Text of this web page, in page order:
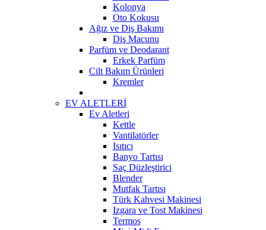
Kolonya
Oto Kokusu
Ağız ve Diş Bakımı
Diş Macunu
Parfüm ve Deodarant
Erkek Parfüm
Cilt Bakım Ürünleri
Kremler
EV ALETLERİ
Ev Aletleri
Kettle
Vantilatörler
Isıtıcı
Banyo Tartısı
Saç Düzleştirici
Blender
Mutfak Tartısı
Türk Kahvesi Makinesi
Izgara ve Tost Makinesi
Termos